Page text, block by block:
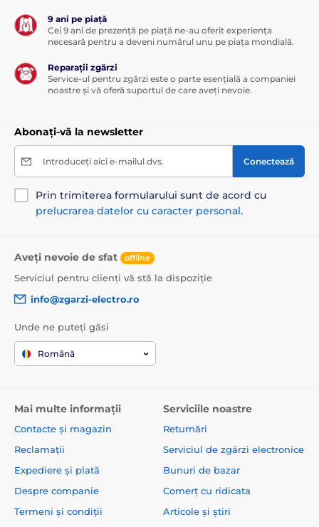
9 ani pe piață
Cei 9 ani de prezență pe piață ne-au oferit experiența
necesară pentru a deveni numărul unu pe piața mondială.
Reparații zgărzi
Service-ul pentru zgărzi este o parte esențială a companiei
noastre și vă oferă suportul de care aveți nevoie.
Abonați-vă la newsletter
Introduceți aici e-mailul dvs. Conectează
Prin trimiterea formularului sunt de acord cu
prelucrarea datelor cu caracter personal.
Aveți nevoie de sfat offline
Serviciul pentru clienți vă stă la dispoziție
info@zgarzi-electro.ro
Unde ne puteți găsi
Română
Mai multe informații
Contacte și magazin
Reclamații
Expediere și plată
Despre companie
Termeni și condiții
Serviciile noastre
Returnări
Serviciul de zgărzi electronice
Bunuri de bazar
Comerț cu ridicata
Articole și știri